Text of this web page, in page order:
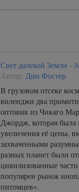
Свет далекой Земли -
Автор: Дин Фостер
В грузовом отсеке
виленджи два
оптовик из Чикаго
Джордж, которая была
увеличения её цены,
захваченными
разных планет были
цивилизованные
популярен рынок
питомцев».